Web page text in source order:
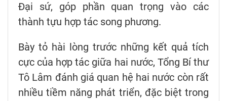
Đại sứ, góp phần quan trọng vào các
thành tựu hợp tác song phương.
Bày tỏ hài lòng trước những kết quả tích
cực của hợp tác giữa hai nước, Tổng Bí thư
Tô Lâm đánh giá quan hệ hai nước còn rất
nhiều tiềm năng phát triển, đặc biệt trong